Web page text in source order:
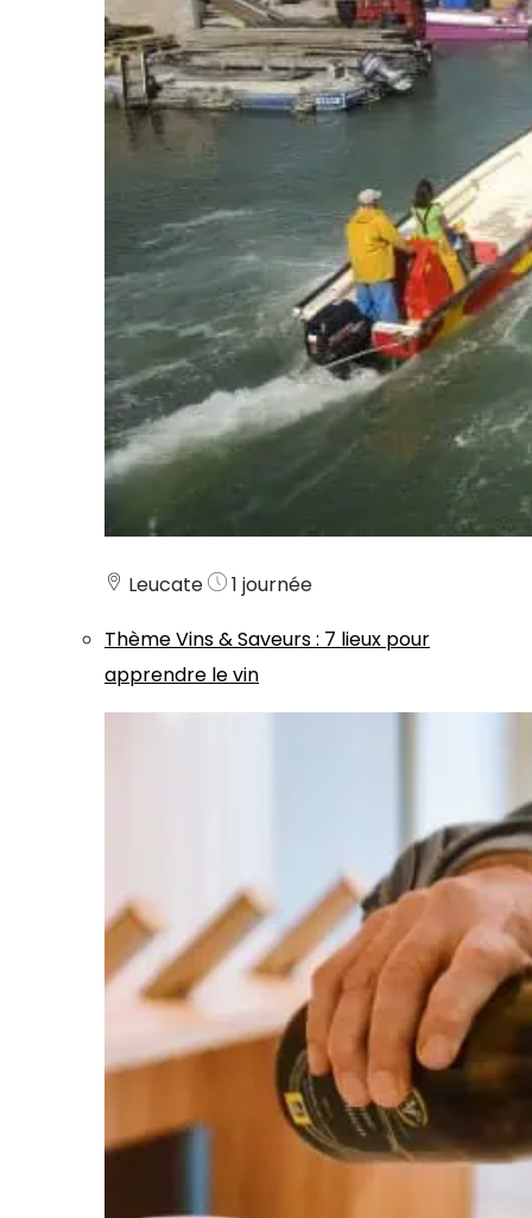
Leucate
1 journée
ThèmeVins & Saveurs: 7 lieux pour
apprendre le vin